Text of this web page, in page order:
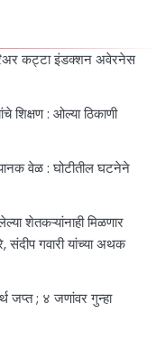
कट्टा इंडक्शन अवेरनेस
शिक्षण : ओल्या ठिकाणी
वेळ : घोटीतील घटनेने
शेतकऱ्यांनाही मिळणार
गवारी यांच्या अथक
जप्त ; ४ जणांवर गुन्हा